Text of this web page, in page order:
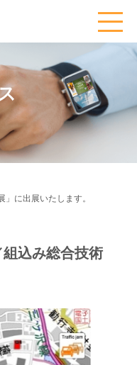
」に出展いたします。
組込み総合技術